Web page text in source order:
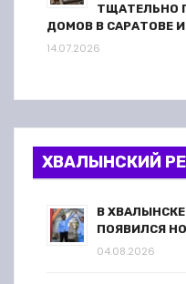
ТЩАТЕЛЬНО
ДОМОВ В САРАТОВЕ
14.07.2026
ХВАЛЫНСКИЙ
В
ПОЯВИЛСЯ
04.08.2026